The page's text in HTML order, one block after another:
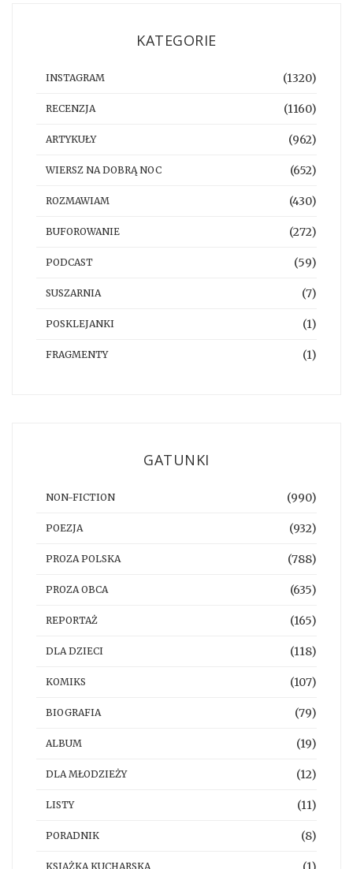
KATEGORIE
INSTAGRAM (1320)
RECENZJA (1160)
ARTYKUŁY (962)
WIERSZ NA DOBRĄ NOC (652)
ROZMAWIAM (430)
BUFOROWANIE (272)
PODCAST (59)
SUSZARNIA (7)
POSKLEJANKI (1)
FRAGMENTY (1)
GATUNKI
NON-FICTION (990)
POEZJA (932)
PROZA POLSKA (788)
PROZA OBCA (635)
REPORTAŻ (165)
DLA DZIECI (118)
KOMIKS (107)
BIOGRAFIA (79)
ALBUM (19)
DLA MŁODZIEŻY (12)
LISTY (11)
PORADNIK (8)
KSIĄŻKA KUCHARSKA